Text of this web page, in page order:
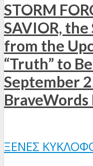
STORM
SAVIOR,
from the
“Truth” to
September
BraveWords
ΞΈΝΕΣ